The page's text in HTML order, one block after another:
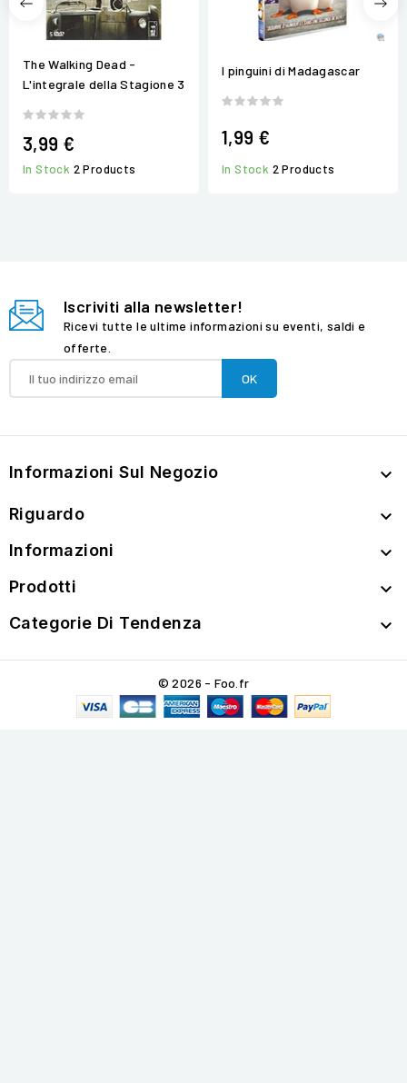
The Walking Dead -
L'integrale della Stagione 3
3,99 €
In Stock 2 Products
I pinguini di Madagascar
1,99 €
In Stock 2 Products
Iscriviti alla newsletter!
Ricevi tutte le ultime informazioni su eventi, saldi e
offerte.
Informazioni Sul Negozio 
Riguardo 
Informazioni 
Prodotti 
Categorie Di Tendenza 
© 2026 - Foo.fr